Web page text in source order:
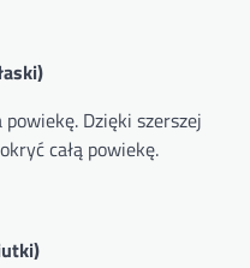
Dzięki szerszej
całą powiekę.